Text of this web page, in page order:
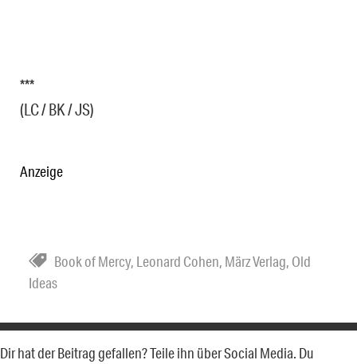
***
(LC / BK / JS)
Anzeige
Book of Mercy, Leonard Cohen, März Verlag, Old
Ideas
Dir hat der Beitrag gefallen? Teile ihn über Social Media. Du